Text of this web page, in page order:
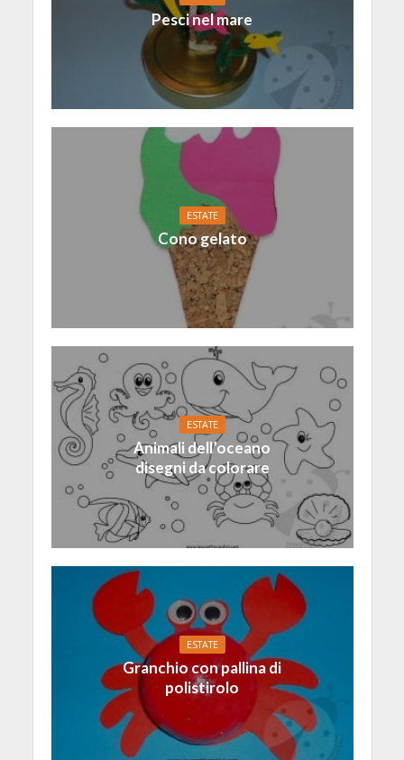
Pesci nel mare
ESTATE
Cono gelato
ESTATE
Animali dell’oceano
disegni da colorare
ESTATE
Granchio con pallina di
polistirolo